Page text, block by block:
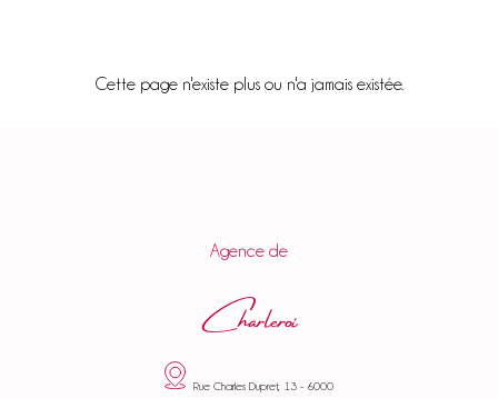
Cette page n'existe plus ou n'a jamais existée.
Agence de
Charleroi
Rue Charles Dupret, 13 - 6000